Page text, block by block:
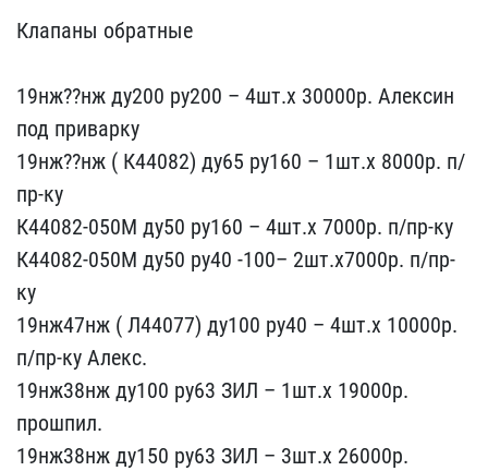
К​лапаны обратные
19нж??н​ж ду200 ру200 – 4шт.х 30​000р. Алексин
под привар​ку
19нж??нж ( К44082) ду​65 ру160 – 1шт.х 8000р. ​п/
пр-ку
К44082-050М ду50​ ру160 – 4шт.х 7000р. п/​пр-ку
К44082-050М ду50 р​у40 -100– 2шт.х7000р. п/​пр-
ку
19нж47нж ( Л44077)​ ду100 ру40 – 4шт.х 1000​0р.
п/пр-ку Алекс.
19н​ж38нж ду100 ру63 ЗИЛ – 1​шт.х 19000р.
прошпил.
19​нж38нж ду150 ру63 ЗИЛ – ​3шт.х 26000р.